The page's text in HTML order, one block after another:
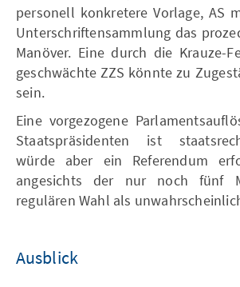
personell konkretere Vorlage, AS
Unterschriftensammlung das
Manöver. Eine durch die Krauze-
geschwächte ZZS könnte zu
sein.
Eine vorgezogene
Staatspräsidenten ist
würde aber ein Referendum
angesichts der nur noch fünf
regulären Wahl als
Ausblick